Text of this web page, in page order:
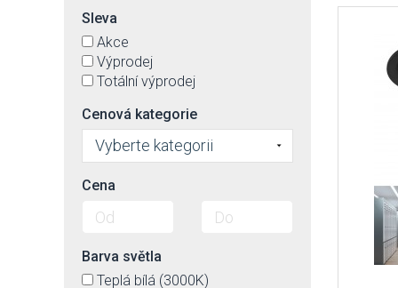
matná černá
matná mosaz
matný chrom
matný nikl
mátová
měď
mléčná
modrá
nerez
ocel
opál
MDF
měď
mosaz
nerez
papír
peří
plast
plexisklo
polypropylene pp
pryskyřice
překližka
Sleva
Akce
Výprodej
Totální výprodej
Cenová kategorie
Vyberte kategorii
Cena
Barva světla
Teplá bílá (3000K)